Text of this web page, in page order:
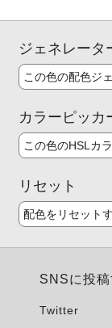
ジェネレータ
この色の配色ジ
カラーピッカ
この色のHSLカ
リセット
配色をリセット
SNSに投稿
Twitter